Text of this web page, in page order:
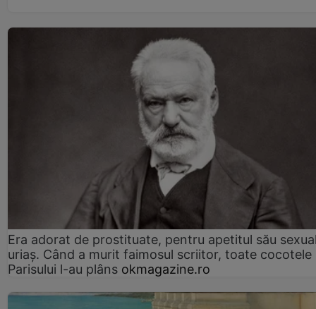
Era adorat de prostituate, pentru apetitul său
uriaș. Când a murit faimosul scriitor, toate cocotele
Parisului l-au plâns okmagazine.ro